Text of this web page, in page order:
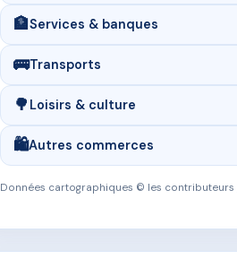
🏦Services & banques
🚌Transports
🌳 Loisirs & culture
🛍️Autres commerces
Données cartographiques © les contributeurs